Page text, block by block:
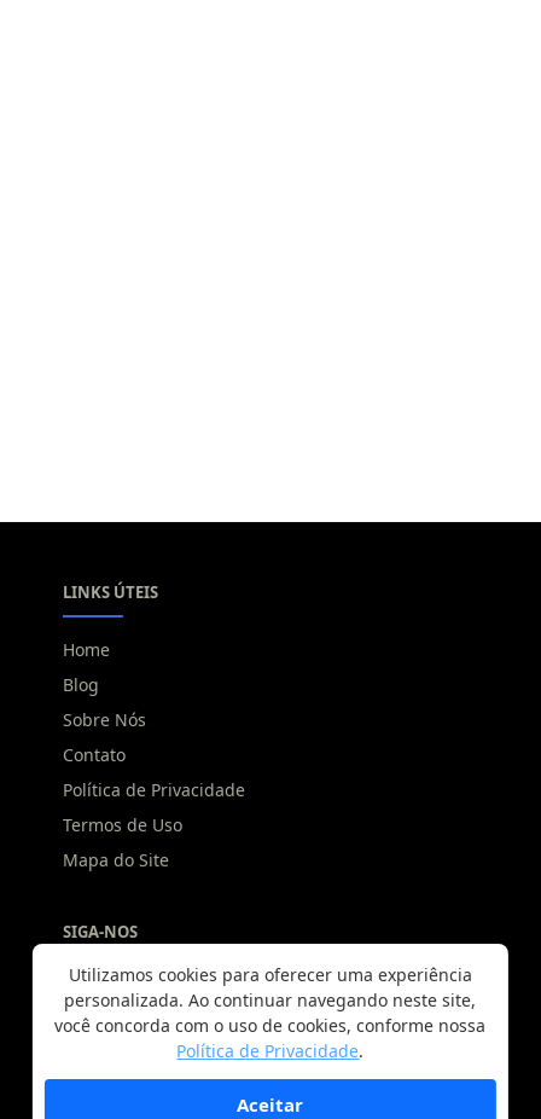
Utilizamos cookies para oferecer uma experiência
personalizada. Ao continuar navegando neste site,
você concorda com o uso de cookies, conforme nossa
Política de Privacidade.
Aceitar
LINKS ÚTEIS
Home
Blog
Sobre Nós
Contato
Política de Privacidade
Termos de Uso
Mapa do Site
SIGA-NOS